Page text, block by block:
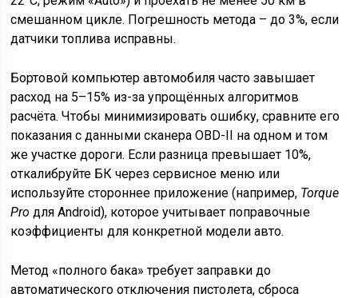
смешанном цикле. Погрешность метода – до 3%, если
датчики топлива исправны.
Бортовой компьютер автомобиля часто завышает
расход на 5–15% из-за упрощённых алгоритмов
расчёта. Чтобы минимизировать ошибку, сравните его
показания с данными сканера OBD-II на одном и том
же участке дороги. Если разница превышает 10%,
откалибруйте БК через сервисное меню или
используйте стороннее приложение (например, Torque
Pro для Android), которое учитывает поправочные
коэффициенты для конкретной модели авто.
Метод «полного бака» требует заправки до
автоматического отключения пистолета, сброса